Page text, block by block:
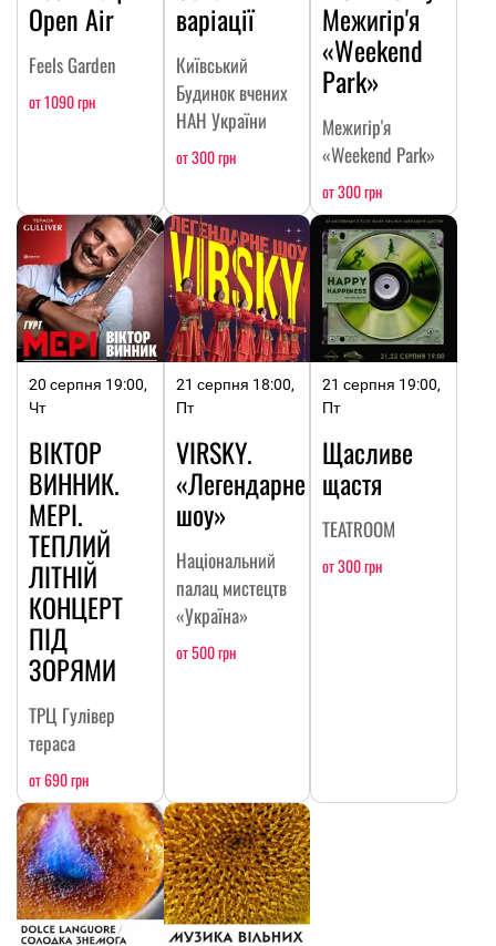
Open Air
Feels Garden
от 1090 грн
варіації
Київський
Будинок вчених
НАН України
от 300 грн
Межигір'я
«Weekend
Park»
Межигір'я
«Weekend Park»
от 300 грн
20 серпня 19:00,
Чт
ВІКТОР
ВИННИК.
МЕРІ.
ТЕПЛИЙ
ЛІТНІЙ
КОНЦЕРТ
ПІД
ЗОРЯМИ
ТРЦ Гулівер
тераса
от 690 грн
21 серпня 18:00,
Пт
VIRSKY.
«Легендарне
шоу»
Національний
палац мистецтв
«Україна»
от 500 грн
21 серпня 19:00,
Пт
Щасливе
щастя
TEATROOM
от 300 грн